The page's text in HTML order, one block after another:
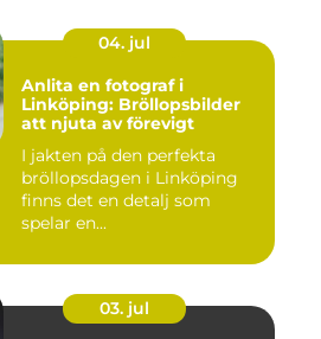
04. jul
Anlita en fotograf i
Linköping: Bröllopsbilder
att njuta av förevigt
I jakten på den perfekta
bröllopsdagen i Linköping
finns det en detalj som
spelar en...
03. jul